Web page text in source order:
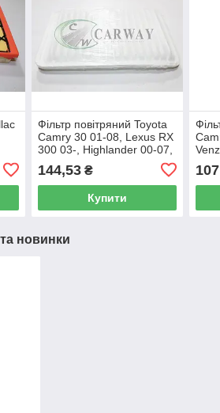
Фільтр повітряний Toyota
Camry 30 01-08, Lexus RX
300 03-, Highlander 00-07,
144,53₴
Купити
та новинки